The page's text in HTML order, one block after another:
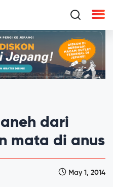
dari
mata di anus
May 1, 2014